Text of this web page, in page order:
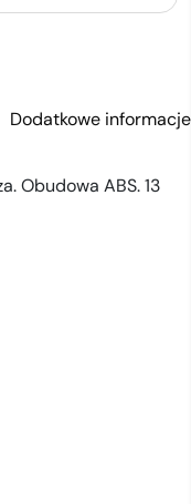
Dodatkowe informacje
Obudowa ABS. 13